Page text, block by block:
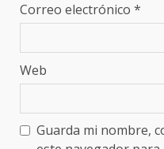
Correo electrónico *
Web
Guarda mi nombre,